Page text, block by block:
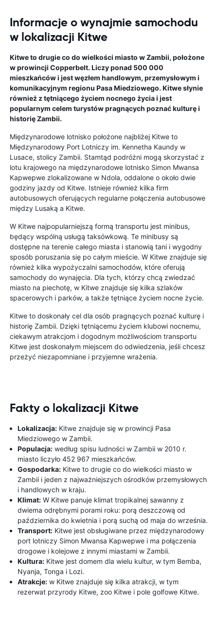
Informacje o wynajmie samochodu
w lokalizacji Kitwe
Kitwe to drugie co do wielkości miasto w Zambii, położone
w prowincji Copperbelt. Liczy ponad 500 000
mieszkańców i jest węzłem handlowym, przemysłowym i
komunikacyjnym regionu Pasa Miedziowego. Kitwe słynie
również z tętniącego życiem nocnego życia i jest
popularnym celem turystów pragnących poznać kulturę i
historię Zambii.
Międzynarodowe lotnisko położone najbliżej Kitwe to
Międzynarodowy Port Lotniczy im. Kennetha Kaundy w
Lusace, stolicy Zambii. Stamtąd podróżni mogą skorzystać z
lotu krajowego na międzynarodowe lotnisko Simon Mwansa
Kapwepwe zlokalizowane w Ndola, oddalone o około dwie
godziny jazdy od Kitwe. Istnieje również kilka firm
autobusowych oferujących regularne połączenia autobusowe
między Lusaką a Kitwe.
W Kitwe najpopularniejszą formą transportu jest minibus,
będący wspólną usługą taksówkową. Te minibusy są
dostępne na terenie całego miasta i stanowią tani i wygodny
sposób poruszania się po całym mieście. W Kitwe znajduje się
również kilka wypożyczalni samochodów, które oferują
samochody do wynajęcia. Dla tych, którzy chcą zwiedzać
miasto na piechotę, w Kitwe znajduje się kilka szlaków
spacerowych i parków, a także tętniące życiem nocne życie.
Kitwe to doskonały cel dla osób pragnących poznać kulturę i
historię Zambii. Dzięki tętniącemu życiem klubowi nocnemu,
ciekawym atrakcjom i dogodnym możliwościom transportu
Kitwe jest doskonałym miejscem do odwiedzenia, jeśli chcesz
przeżyć niezapomniane i przyjemne wrażenia.
Fakty o lokalizacji Kitwe
Lokalizacja: Kitwe znajduje się w prowincji Pasa
Miedziowego w Zambii.
Populacja: według spisu ludności w Zambii w 2010 r.
miasto liczyło 452 967 mieszkańców.
Gospodarka: Kitwe to drugie co do wielkości miasto w
Zambii i jeden z najważniejszych ośrodków przemysłowych
i handlowych w kraju.
Klimat: W Kitwe panuje klimat tropikalnej sawanny z
dwiema odrębnymi porami roku: porą deszczową od
października do kwietnia i porą suchą od maja do września.
Transport: Kitwe jest obsługiwane przez międzynarodowy
port lotniczy Simon Mwansa Kapwepwe i ma połączenia
drogowe i kolejowe z innymi miastami w Zambii.
Kultura: Kitwe jest domem dla wielu kultur, w tym Bemba,
Nyanja, Tonga i Lozi.
Atrakcje: w Kitwe znajduje się kilka atrakcji, w tym
rezerwat przyrody Kitwe, zoo Kitwe i pole golfowe Kitwe.